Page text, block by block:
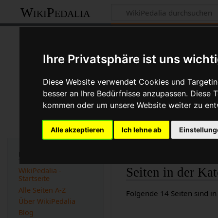
Ihre Privatsphäre ist uns
Diese Website verwendet Cookies und
besser an Ihre Bedürfnisse anzupassen. Diese
kommen oder um unsere Website weiter zu
Alle akzeptieren Ich lehne ab
WikiPedalia
Version vom 28.
(Unterschied) ←
Diese Kategorie enthält
Seiten in der
Folgende 14 Seiten sind
Navigation
WikiPedalia -
Startseite
Alle Seiten A-Z
Über WikiPedalia
Blog